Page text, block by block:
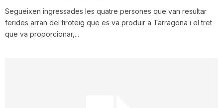
Segueixen ingressades les quatre persones que van resultar
ferides arran del tiroteig que es va produir a Tarragona i el tret
que va proporcionar,...